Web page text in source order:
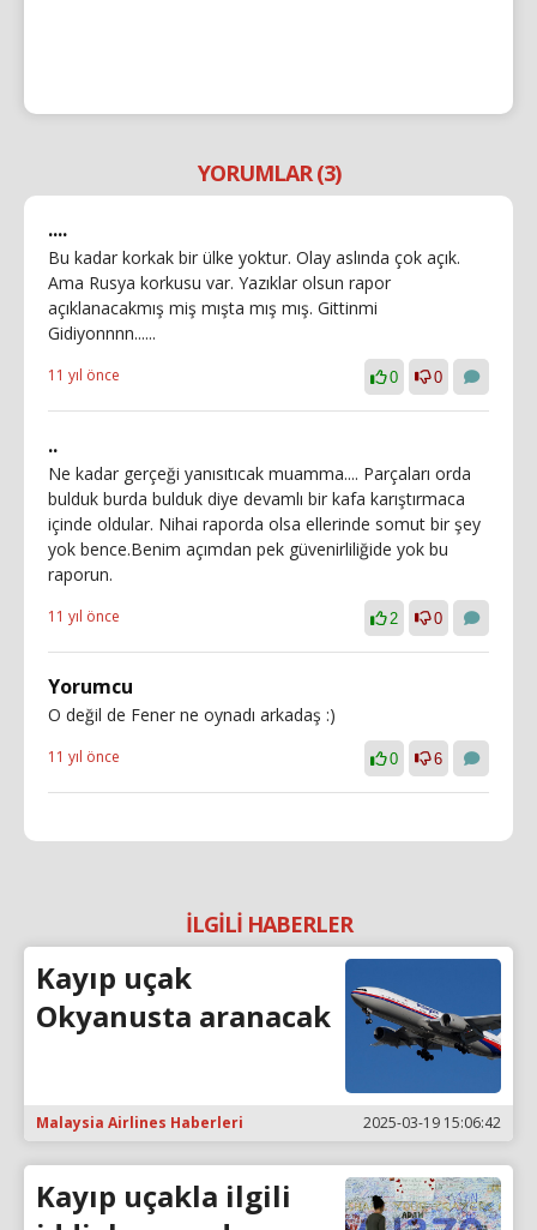
YORUMLAR (3)
....
Bu kadar korkak bir ülke yoktur. Olay aslında çok açık.
Ama Rusya korkusu var. Yazıklar olsun rapor
açıklanacakmış miş mışta mış mış. Gittinmi
Gidiyonnnn......
11 yıl önce 0 0
..
Ne kadar gerçeği yanısıtıcak muamma.... Parçaları orda
bulduk burda bulduk diye devamlı bir kafa karıştırmaca
içinde oldular. Nihai raporda olsa ellerinde somut bir şey
yok bence.Benim açımdan pek güvenirliliğide yok bu
raporun.
11 yıl önce 2 0
Yorumcu
O değil de Fener ne oynadı arkadaş :)
11 yıl önce 0 6
İLGİLİ HABERLER
Kayıp uçak
Okyanusta aranacak
Malaysia Airlines Haberleri 2025-03-19 15:06:42
Kayıp uçakla ilgili